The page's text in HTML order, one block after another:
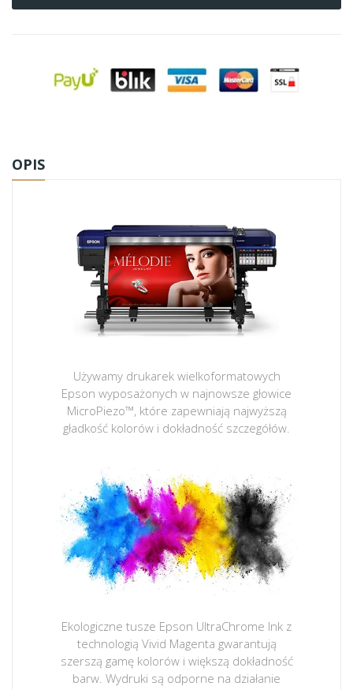
OPIS
Używamy drukarek wielkoformatowych
Epson wyposażonych w najnowsze głowice
MicroPiezo™, które zapewniają najwyższą
gładkość kolorów i dokładność szczegółów.
Ekologiczne tusze Epson UltraChrome Ink z
technologią Vivid Magenta gwarantują
szerszą gamę kolorów i większą dokładność
barw. Wydruki są odporne na działanie